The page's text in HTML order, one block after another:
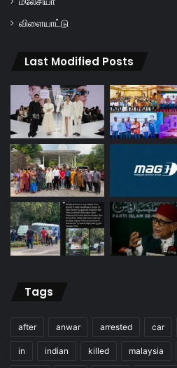
விளையாட்டு
Last Modified Posts
Tags
after anwar arrested car
in indian killed malaysia